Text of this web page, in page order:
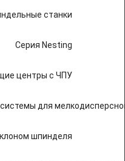
станки
Серия Nesting
центры с ЧПУ
для
шпинделя